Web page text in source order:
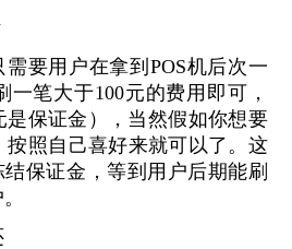
需要用户在拿到POS机后次一
一笔大于100元的费用即可，
是保证金），当然假如你想要
按照自己喜好来就可以了。这
保证金，等到用户后期能刷